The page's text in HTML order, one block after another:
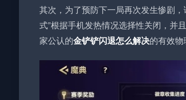
其次，为了预防下一局再次发生惨剧
式”根据手机发热情况选择性关闭，并
家公认的金铲铲闪退怎么解决的有效物